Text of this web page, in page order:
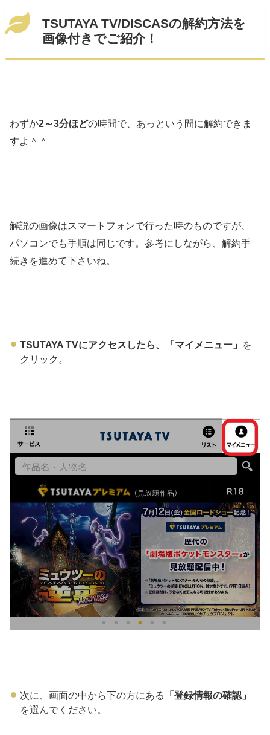
TSUTAYA TV/DISCASの解約方法を
画像付きでご紹介！
わずか2～3分ほどの時間で、あっという間に解約できま
すよ＾＾
解説の画像はスマートフォンで行った時のものですが、
パソコンでも手順は同じです。参考にしながら、解約手
続きを進めて下さいね。
TSUTAYA TVにアクセスしたら、「マイメニュー」
を
クリック。
次に、画面の中から下の方にある
「登録情報の確認」
を選んでください。